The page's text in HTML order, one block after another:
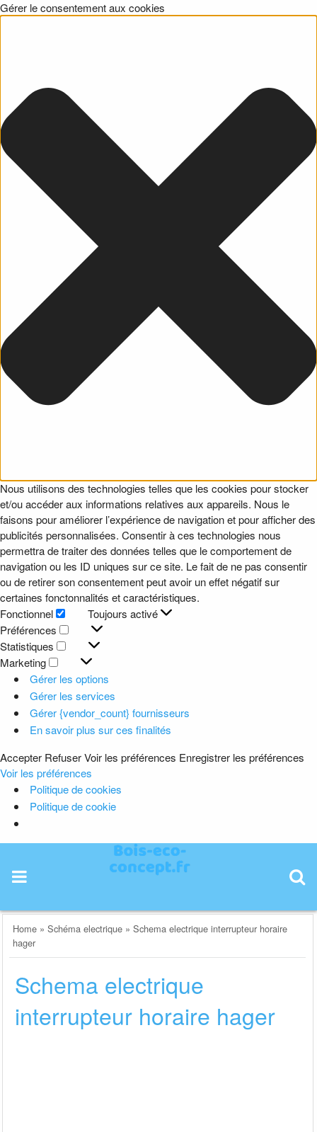
Gérer le consentement aux cookies
Nous utilisons des technologies telles que les cookies pour stocker
et/ou accéder aux informations relatives aux appareils. Nous le
faisons pour améliorer l’expérience de navigation et pour afficher des
publicités personnalisées. Consentir à ces technologies nous
permettra de traiter des données telles que le comportement de
navigation ou les ID uniques sur ce site. Le fait de ne pas consentir
ou de retirer son consentement peut avoir un effet négatif sur
certaines fonctonnalités et caractéristiques.
Fonctionnel
Fonctionnel
Toujours activé
Préférences
Préférences
Statistiques
Statistiques
Marketing
Marketing
Gérer les options
Gérer les services
Gérer {vendor_count} fournisseurs
En savoir plus sur ces finalités
Accepter RefuserVoir les préférences Enregistrer les préférences
Voir les préférences
Politique de cookies
Politique de cookie
content
Home »Schéma electrique »Schema electrique interrupteur horaire
hager
Schema electrique
interrupteur horaire hager